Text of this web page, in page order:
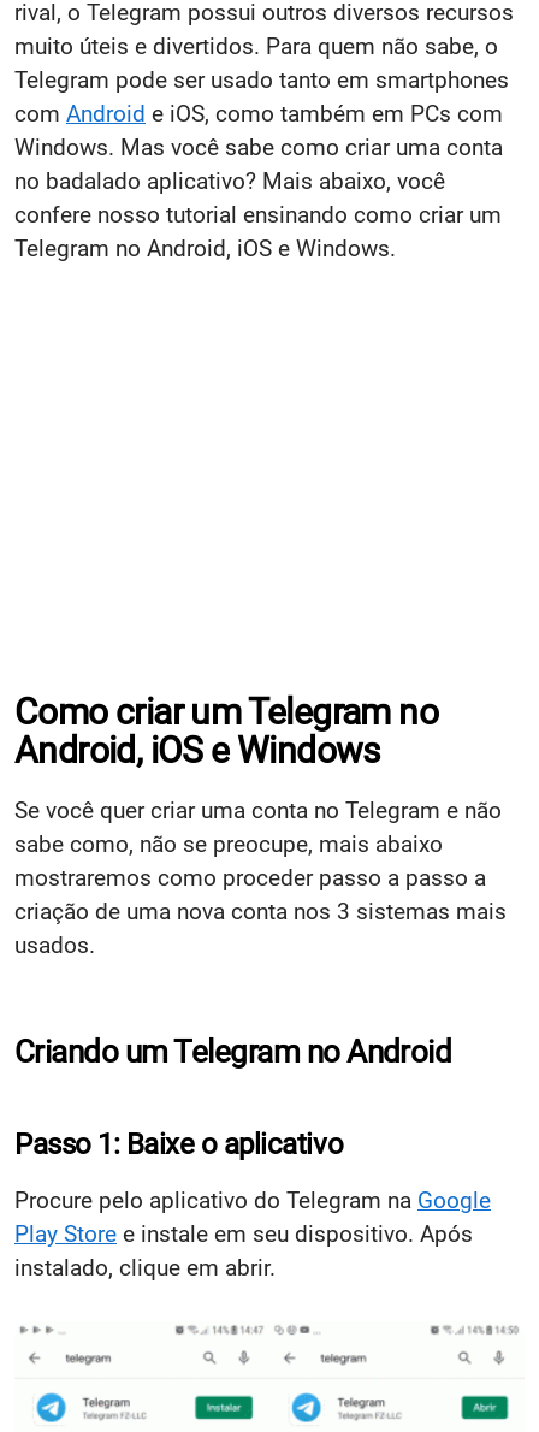
rival, o Telegram possui outros diversos recursos
muito úteis e divertidos. Para quem não sabe, o
Telegram pode ser usado tanto em smartphones
com Android e iOS, como também em PCs com
Windows. Mas você sabe como criar uma conta
no badalado aplicativo? Mais abaixo, você
confere nosso tutorial ensinando como criar um
Telegram no Android, iOS e Windows.
Como criar um Telegram no
Android, iOS e Windows
Se você quer criar uma conta no Telegram e não
sabe como, não se preocupe, mais abaixo
mostraremos como proceder passo a passo a
criação de uma nova conta nos 3 sistemas mais
usados.
Criando um Telegram no Android
Passo 1: Baixe o aplicativo
Procure pelo aplicativo do Telegram na Google
Play Store e instale em seu dispositivo. Após
instalado, clique em abrir.